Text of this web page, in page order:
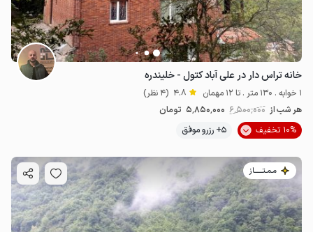
خانه تراس دار در علی آباد کتول - خلیندره
1 خوابه . 130 متر . تا 12 مهمان 4.8 (4 نظر)
هر شب از 6٬500٬000 5٬850٬000 تومان
10% تخفیف
5+ رزرو موفق
مـمـتــــــاز